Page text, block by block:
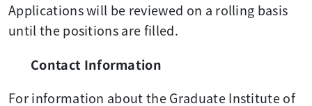
Applications will be reviewed on a rolling basis
until the positions are filled.
Contact Information
For information about the Graduate Institute of